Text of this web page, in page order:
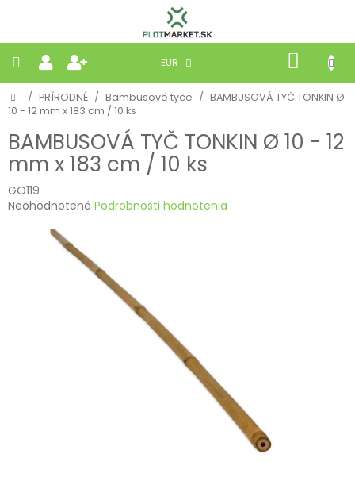
EUR
KOŠÍK
PLETIVÁ
PANELY
BRÁNY
MOBILNÉ
Domov
/ PRÍRODNÉ / Bambusové tyče / BAMBUSOVÁ TYČ TONKIN Ø
10 - 12 mm x 183 cm / 10 ks
BAMBUSOVÁ TYČ TONKIN Ø 10 - 12
mm x 183 cm / 10 ks
GO119
Priemerné
produktu
Neohodnotené Podrobnosti hodnotenia